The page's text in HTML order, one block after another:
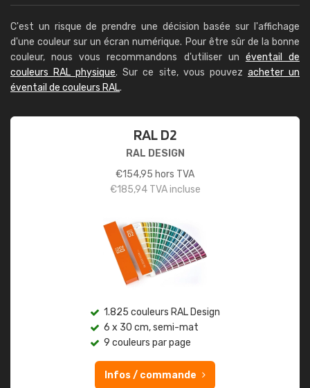
C'est un risque de prendre une décision basée sur l'affichage
d'une couleur sur un écran numérique. Pour être sûr de la bonne
couleur, nous vous recommandons d'utiliser un éventail de
couleurs RAL physique. Sur ce site, vous pouvez acheter un
éventail de couleurs RAL.
RAL D2
RAL DESIGN
€154,95 hors TVA
€185,94TVA incluse
1.825 couleurs RAL Design
6 x 30 cm, semi-mat
9 couleurs par page
Infos / commande